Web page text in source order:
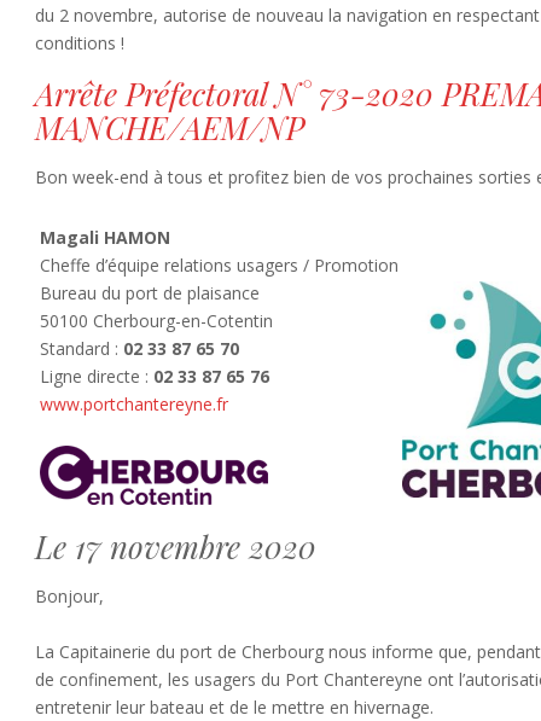
du 2 novembre, autorise de nouveau la navigation en
conditions !
Arrête Préfectoral N° 73-2020
MANCHE/AEM/NP
Bon week-end à tous et profitez bien de vos prochaines sorties
Magali HAMON
Cheffe d’équipe relations usagers / Promotion
Bureau du port de plaisance
50100 Cherbourg-en-Cotentin
Standard : 02 33 87 65 70
Ligne directe : 02 33 87 65 76
www.portchantereyne.fr
Le 17 novembre 2020
Bonjour,
La Capitainerie du port de Cherbourg nous informe que,
de confinement, les usagers du Port Chantereyne ont
entretenir leur bateau et de le mettre en hivernage.